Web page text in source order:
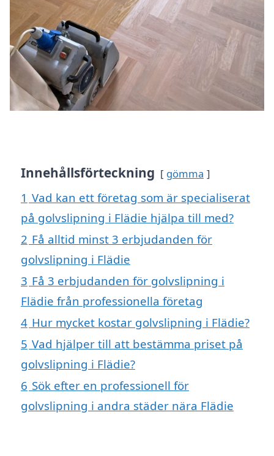
Innehållsförteckning gömma
1 Vad kan ett företag som är specialiserat
på golvslipning i Flädie hjälpa till med?
2 Få alltid minst 3 erbjudanden för
golvslipning i Flädie
3 Få 3 erbjudanden för golvslipning i
Flädie från professionella företag
4 Hur mycket kostar golvslipning i Flädie?
5 Vad hjälper till att bestämma priset på
golvslipning i Flädie?
6 Sök efter en professionell för
golvslipning i andra städer nära Flädie